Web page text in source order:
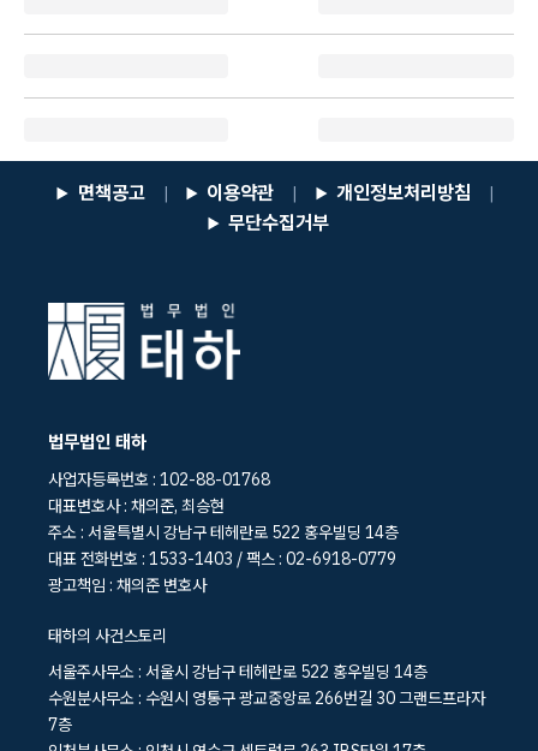
면책공고 | 이용약관 | 개인정보처리방침 |
무단수집거부
법무법인 태하
사업자등록번호 : 102-88-01768
대표변호사 : 채의준, 최승현
주소 : 서울특별시 강남구 테헤란로 522 홍우빌딩 14층
대표 전화번호 : 1533-1403 / 팩스 : 02-6918-0779
광고책임 : 채의준 변호사
태하의 사건스토리
서울주사무소 : 서울시 강남구 테헤란로 522 홍우빌딩 14층
수원분사무소 : 수원시 영통구 광교중앙로 266번길 30 그랜드프라자
7층